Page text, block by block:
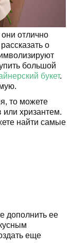
отлично
о
большой
букет.
то можете
или хризантем.
найти самые
дополнить ее
еще